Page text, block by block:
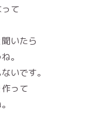
て
いたら
。
いです。
って